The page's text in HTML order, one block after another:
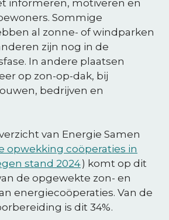
informeren, motiveren en
Sommige
al zonne- of windparken
zijn nog in de
In andere plaatsen
op zon-op-dak, bij
bedrijven en
van Energie Samen
opwekking coöperaties in
stand 2024) komt op dit
de opgewekte zon- en
energiecoöperaties. Van de
is dit 34%.